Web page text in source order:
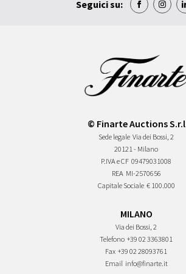
Seguici su:
© Finarte Auctions S.r.l
Sede legale Via dei Bossi, 2
20121 - Milano
P.IVA e CF 09479031008
REA MI-2570656
Capitale Sociale € 100.000
MILANO
Via dei Bossi, 2
Telefono +39 02 3363801
Fax +39 02 28093761
Email info@finarte.it